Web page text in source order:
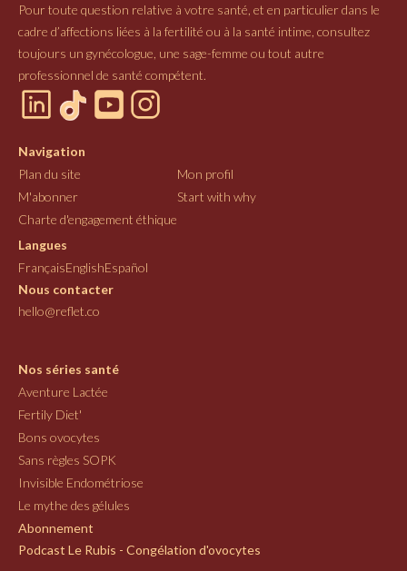
Pour toute question relative à votre santé, et en particulier dans le
cadre d’affections liées à la fertilité ou à la santé intime, consultez
toujours un gynécologue, une sage-femme ou tout autre
professionnel de santé compétent.
Navigation
Plan du site
Mon profil
M'abonner
Start with why
Charte d'engagement éthique
Langues
FrançaisEnglishEspañol
Nous contacter
hello@reflet.co
Nos séries santé
Aventure Lactée
Fertily Diet'
Bons ovocytes
Sans règles SOPK
Invisible Endométriose
Le mythe des gélules
Abonnement
Podcast Le Rubis - Congélation d'ovocytes